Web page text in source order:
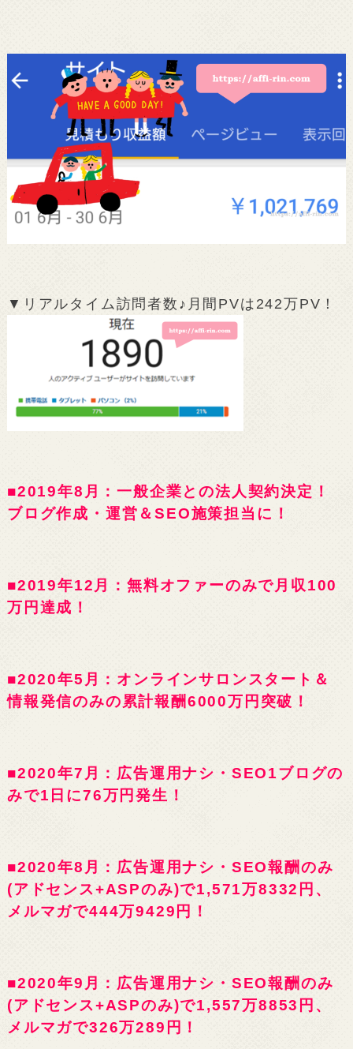
▼リアルタイム訪問者数♪月間PVは242万PV！
■2019年8月：一般企業との法人契約決定！
ブログ作成・運営＆SEO施策担当に！
■2019年12月：無料オファーのみで月収100
万円達成！
■2020年5月：オンラインサロンスタート＆
情報発信のみの累計報酬6000万円突破！
■2020年7月：広告運用ナシ・SEO1ブログの
みで1日に76万円発生！
■2020年8月：広告運用ナシ・SEO報酬のみ
(アドセンス+ASPのみ)で1,571万8332円、
メルマガで444万9429円！
■2020年9月：広告運用ナシ・SEO報酬のみ
(アドセンス+ASPのみ)で1,557万8853円、
メルマガで326万289円！